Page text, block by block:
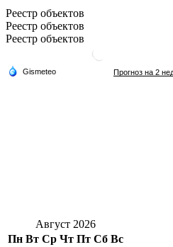
Реестр объектов
Реестр объектов
Реестр объектов
Август 2026
Пн Вт Ср Чт Пт Сб Вс